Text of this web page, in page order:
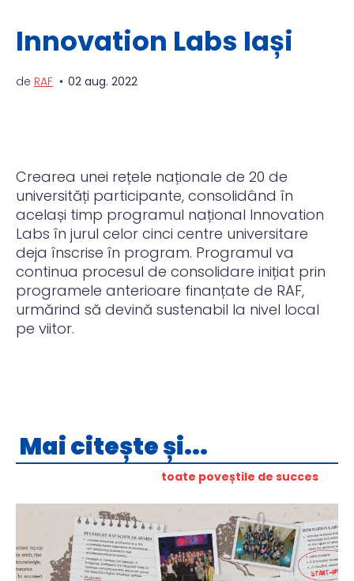
Innovation Labs Iași
de RAF 02 aug. 2022
Crearea unei rețele naționale de 20 de
universități participante, consolidând în
același timp programul național Innovation
Labs în jurul celor cinci centre universitare
deja înscrise în program. Programul va
continua procesul de consolidare inițiat prin
programele anterioare finanțate de RAF,
urmărind să devină sustenabil la nivel local
pe viitor.
Mai citește și...
toate poveștile de succes